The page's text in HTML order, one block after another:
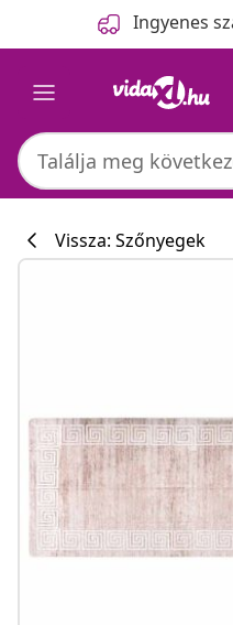
Ingyenes
Vissza: Szőnyegek